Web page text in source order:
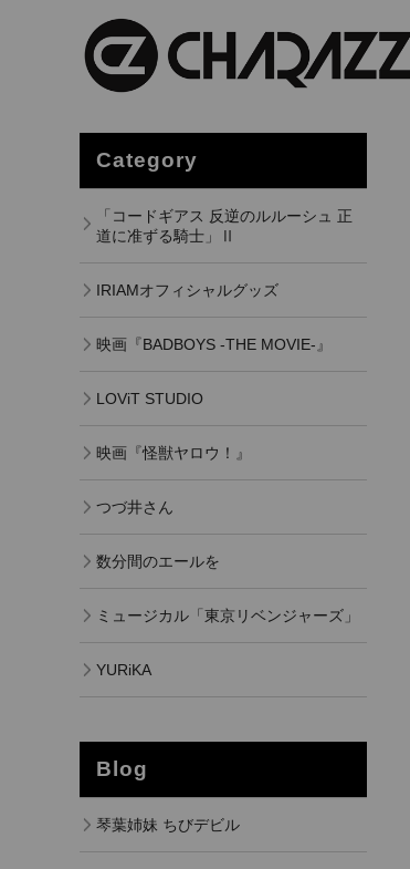
Category
「コードギアス 反逆のルルーシュ 正
道に准ずる騎士」Ⅱ
IRIAMオフィシャルグッズ
映画『BADBOYS -THE MOVIE-』
LOViT STUDIO
映画『怪獣ヤロウ！』
つづ井さん
数分間のエールを
ミュージカル「東京リベンジャーズ」
YURiKA
Blog
琴葉姉妹 ちびデビル